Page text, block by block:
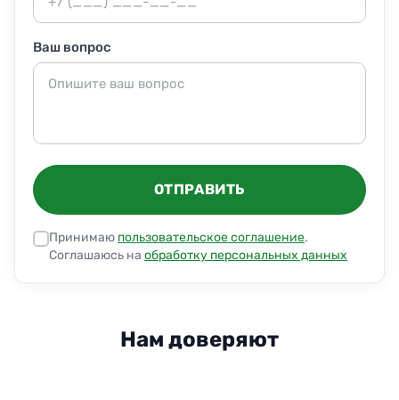
Ваш вопрос
ОТПРАВИТЬ
Принимаю пользовательское соглашение.
Соглашаюсь на обработку персональных данных
Нам доверяют